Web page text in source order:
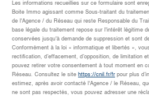
Les informations recueillies sur ce formulaire sont
Boite Immo agissant comme Sous-traitant du
de l'Agence / du Réseau qui reste Responsable du
base légale du traitement repose sur l'intérêt légitime
conservées jusqu'à demande de suppression et sont
Conformément à la loi « informatique et libertés »,
rectification, d’effacement, d’opposition, de limitation
pouvez retirer votre consentement à tout moment en
Réseau. Consultez le site https://cnil.fr/fr pour plus
estimez, après avoir contacté l'Agence / le Réseau,
ne sont pas respectés, vous pouvez adresser une